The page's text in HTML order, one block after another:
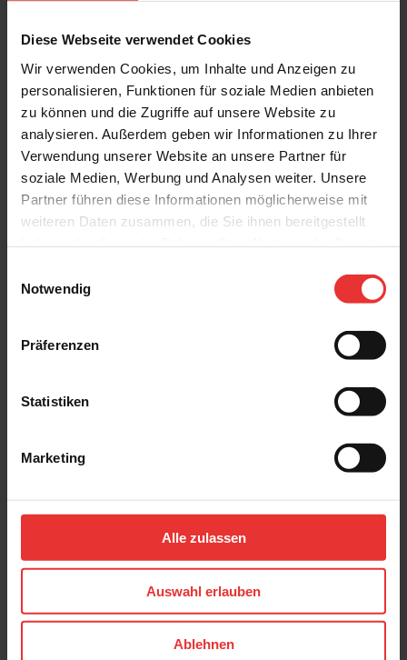
Diese Webseite verwendet Cookies
Wir verwenden Cookies, um Inhalte und Anzeigen zu
personalisieren, Funktionen für soziale Medien anbieten
zu können und die Zugriffe auf unsere Website zu
analysieren. Außerdem geben wir Informationen zu Ihrer
Verwendung unserer Website an unsere Partner für
soziale Medien, Werbung und Analysen weiter. Unsere
Partner führen diese Informationen möglicherweise mit
weiteren Daten zusammen, die Sie ihnen bereitgestellt
Notwendig
Präferenzen
Statistiken
Marketing
Alle zulassen
Auswahl erlauben
Ablehnen
Weitere Produkte aus der Serie
Eterna
30 x 90 cm
30 x 90 cm